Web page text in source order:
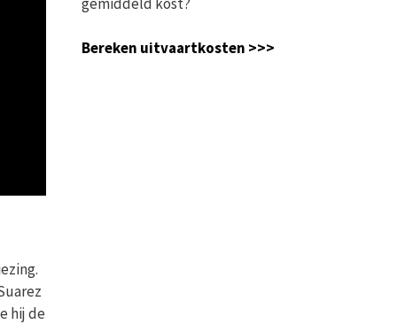
hij de
Bereken uitvaartkosten >>>